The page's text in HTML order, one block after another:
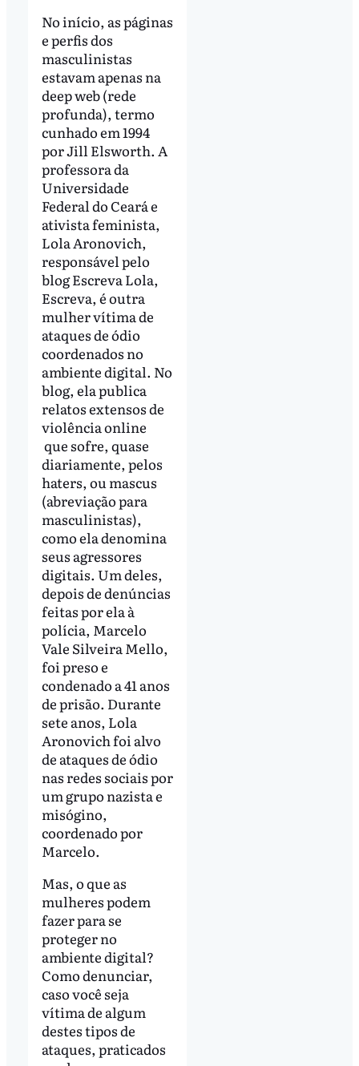
No início, as páginas
e perfis dos
masculinistas
estavam apenas na
deep web (rede
profunda), termo
cunhado em 1994
por Jill Elsworth. A
professora da
Universidade
Federal do Ceará e
ativista feminista,
Lola Aronovich,
responsável pelo
blog Escreva Lola,
Escreva, é outra
mulher vítima de
ataques de ódio
coordenados no
ambiente digital. No
blog, ela publica
relatos extensos de
violência online
que sofre, quase
diariamente, pelos
haters, ou mascus
(abreviação para
masculinistas),
como ela denomina
seus agressores
digitais. Um deles,
depois de denúncias
feitas por ela à
polícia, Marcelo
Vale Silveira Mello,
foi preso e
condenado a 41 anos
de prisão. Durante
sete anos, Lola
Aronovich foi alvo
de ataques de ódio
nas redes sociais por
um grupo nazista e
misógino,
coordenado por
Marcelo.
Mas, o que as
mulheres podem
fazer para se
proteger no
ambiente digital?
Como denunciar,
caso você seja
vítima de algum
destes tipos de
ataques, praticados